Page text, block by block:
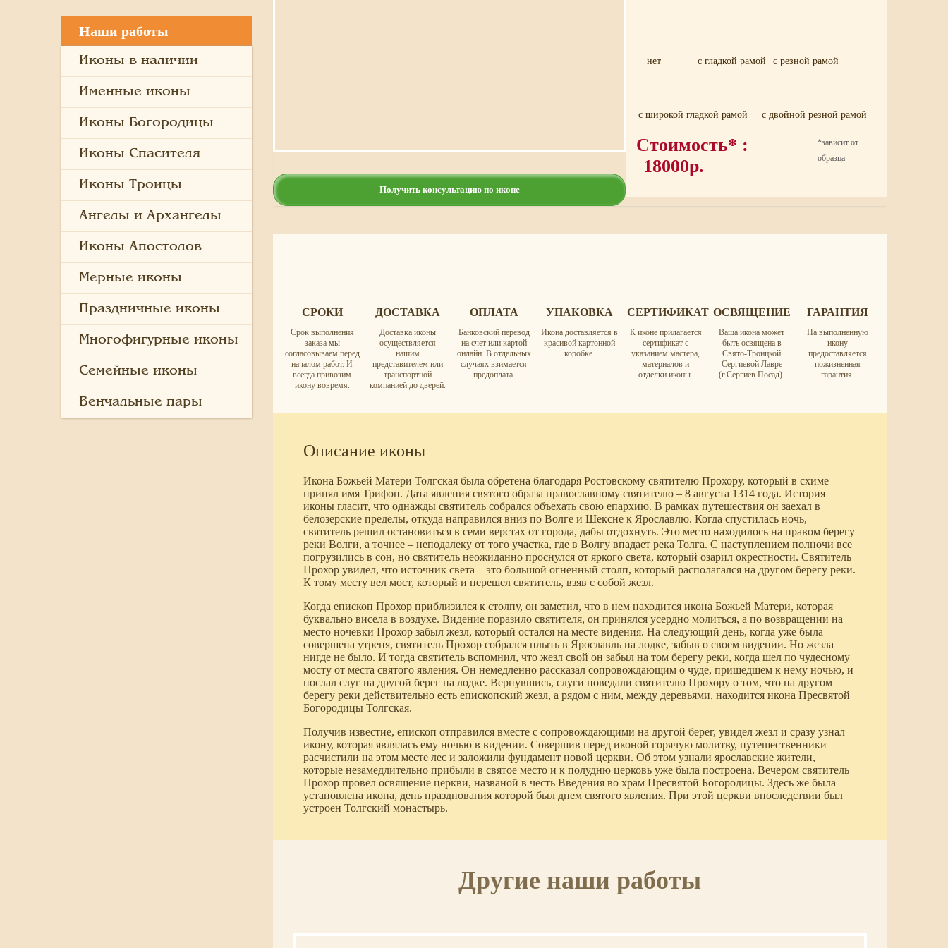
Наши работы
Иконы в наличии
Именные иконы
Иконы Богородицы
Иконы Спасителя
Иконы Троицы
Ангелы и Архангелы
Иконы Апостолов
Мерные иконы
Праздничные иконы
Многофигурные иконы
Семейные иконы
Венчальные пары
Получить консультацию по иконе
нет с гладкой рамой с резной рамой
с широкой гладкой рамой с двойной резной рамой
Стоимость* :
18000р.
*зависит от
образца
СРОКИ
Срок выполнения
заказа мы
согласовываем перед
началом работ. И
всегда привозим
икону вовремя.
ДОСТАВКА
Доставка иконы
осуществляется
нашим
представителем или
транспортной
компанией до дверей.
ОПЛАТА
Банковский перевод
на счет или картой
онлайн. В отдельных
случаях взимается
предоплата.
УПАКОВКА
Икона доставляется в
красивой картонной
коробке.
СЕРТИФИКАТ
К иконе прилагается
сертификат с
указанием мастера,
материалов и
отделки иконы.
ОСВЯЩЕНИЕ
Ваша икона может
быть освящена в
Свято-Троицкой
Сергиевой Лавре
(г.Сергиев Посад).
ГАРАНТИЯ
На выполненную
икону
предоставляется
пожизненная
гарантия.
Описание иконы
Икона Божьей Матери Толгская была обретена благодаря Ростовскому святителю Прохору, который в схиме
принял имя Трифон. Дата явления святого образа православному святителю – 8 августа 1314 года. История
иконы гласит, что однажды святитель собрался объехать свою епархию. В рамках путешествия он заехал в
белозерские пределы, откуда направился вниз по Волге и Шексне к Ярославлю. Когда спустилась ночь,
святитель решил остановиться в семи верстах от города, дабы отдохнуть. Это место находилось на правом берегу
реки Волги, а точнее – неподалеку от того участка, где в Волгу впадает река Толга. С наступлением полночи все
погрузились в сон, но святитель неожиданно проснулся от яркого света, который озарил окрестности. Святитель
Прохор увидел, что источник света – это большой огненный столп, который располагался на другом берегу реки.
К тому месту вел мост, который и перешел святитель, взяв с собой жезл.
Когда епископ Прохор приблизился к столпу, он заметил, что в нем находится икона Божьей Матери, которая
буквально висела в воздухе. Видение поразило святителя, он принялся усердно молиться, а по возвращении на
место ночевки Прохор забыл жезл, который остался на месте видения. На следующий день, когда уже была
совершена утреня, святитель Прохор собрался плыть в Ярославль на лодке, забыв о своем видении. Но жезла
нигде не было. И тогда святитель вспомнил, что жезл свой он забыл на том берегу реки, когда шел по чудесному
мосту от места святого явления. Он немедленно рассказал сопровождающим о чуде, пришедшем к нему ночью, и
послал слуг на другой берег на лодке. Вернувшись, слуги поведали святителю Прохору о том, что на другом
берегу реки действительно есть епископский жезл, а рядом с ним, между деревьями, находится икона Пресвятой
Богородицы Толгская.
Получив известие, епископ отправился вместе с сопровождающими на другой берег, увидел жезл и сразу узнал
икону, которая являлась ему ночью в видении. Совершив перед иконой горячую молитву, путешественники
расчистили на этом месте лес и заложили фундамент новой церкви. Об этом узнали ярославские жители,
которые незамедлительно прибыли в святое место и к полудню церковь уже была построена. Вечером святитель
Прохор провел освящение церкви, названой в честь Введения во храм Пресвятой Богородицы. Здесь же была
установлена икона, день празднования которой был днем святого явления. При этой церкви впоследствии был
устроен Толгский монастырь.
Другие наши работы